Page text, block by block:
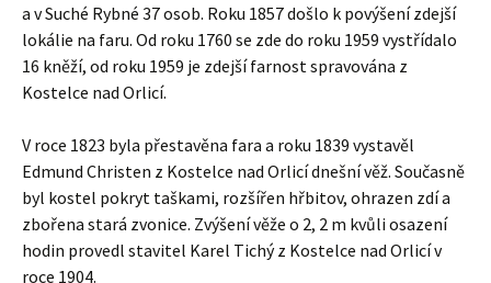
a v Suché Rybné 37 osob. Roku 1857 došlo k povýšení zdejší
lokálie na faru. Od roku 1760 se zde do roku 1959 vystřídalo
16 kněží, od roku 1959 je zdejší farnost spravována z
Kostelce nad Orlicí.
V roce 1823 byla přestavěna fara a roku 1839 vystavěl
Edmund Christen z Kostelce nad Orlicí dnešní věž. Současně
byl kostel pokryt taškami, rozšířen hřbitov, ohrazen zdí a
zbořena stará zvonice. Zvýšení věže o 2, 2 m kvůli osazení
hodin provedl stavitel Karel Tichý z Kostelce nad Orlicí v
roce 1904.